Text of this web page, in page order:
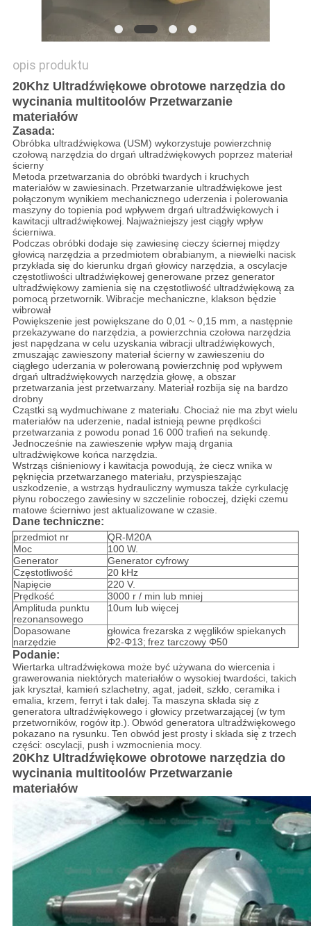
opis produktu
20Khz Ultradźwiękowe obrotowe narzędzia do
wycinania multitoolów Przetwarzanie
materiałów
Zasada:
Obróbka ultradźwiękowa (USM) wykorzystuje powierzchnię
czołową narzędzia do drgań ultradźwiękowych poprzez materiał
ścierny
Metoda przetwarzania do obróbki twardych i kruchych
materiałów w zawiesinach. Przetwarzanie ultradźwiękowe jest
połączonym wynikiem mechanicznego uderzenia i polerowania
maszyny do topienia pod wpływem drgań ultradźwiękowych i
kawitacji ultradźwiękowej. Najważniejszy jest ciągły wpływ
ścierniwa.
Podczas obróbki dodaje się zawiesinę cieczy ściernej między
głowicą narzędzia a przedmiotem obrabianym, a niewielki nacisk
przykłada się do kierunku drgań głowicy narzędzia, a oscylacje
częstotliwości ultradźwiękowej generowane przez generator
ultradźwiękowy zamienia się na częstotliwość ultradźwiękową za
pomocą przetwornik. Wibracje mechaniczne, klakson będzie
wibrował
Powiększenie jest powiększane do 0,01 ~ 0,15 mm, a następnie
przekazywane do narzędzia, a powierzchnia czołowa narzędzia
jest napędzana w celu uzyskania wibracji ultradźwiękowych,
zmuszając zawieszony materiał ścierny w zawieszeniu do
ciągłego uderzania w polerowaną powierzchnię pod wpływem
drgań ultradźwiękowych narzędzia głowę, a obszar
przetwarzania jest przetwarzany. Materiał rozbija się na bardzo
drobny
Cząstki są wydmuchiwane z materiału. Chociaż nie ma zbyt wielu
materiałów na uderzenie, nadal istnieją pewne prędkości
przetwarzania z powodu ponad 16 000 trafień na sekundę.
Jednocześnie na zawieszenie wpływ mają drgania
ultradźwiękowe końca narzędzia.
Wstrząs ciśnieniowy i kawitacja powodują, że ciecz wnika w
pęknięcia przetwarzanego materiału, przyspieszając
uszkodzenie, a wstrząs hydrauliczny wymusza także cyrkulację
płynu roboczego zawiesiny w szczelinie roboczej, dzięki czemu
matowe ścierniwo jest aktualizowane w czasie.
Dane techniczne:
przedmiot nr
QR-M20A
Moc
100 W.
Generator
Generator cyfrowy
Częstotliwość
20 kHz
Napięcie
220 V.
Prędkość
3000 r / min lub mniej
Amplituda punktu
rezonansowego
10um lub więcej
Dopasowane
narzędzie
głowica frezarska z węglików spiekanych
Φ2-Φ13; frez tarczowy Φ50
Podanie:
Wiertarka ultradźwiękowa może być używana do wiercenia i
grawerowania niektórych materiałów o wysokiej twardości, takich
jak kryształ, kamień szlachetny, agat, jadeit, szkło, ceramika i
emalia, krzem, ferryt i tak dalej. Ta maszyna składa się z
generatora ultradźwiękowego i głowicy przetwarzającej (w tym
przetworników, rogów itp.). Obwód generatora ultradźwiękowego
pokazano na rysunku. Ten obwód jest prosty i składa się z trzech
części: oscylacji, push i wzmocnienia mocy.
20Khz Ultradźwiękowe obrotowe narzędzia do
wycinania multitoolów Przetwarzanie
materiałów